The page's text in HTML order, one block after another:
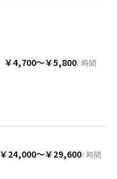
￥4,700〜￥5,800/ 時間
￥24,000〜￥29,600/ 時間